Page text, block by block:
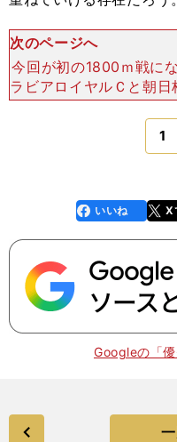
次のページへ
今回が初の1800ｍ戦に
ラビアロイヤルＣと朝日
フォーマンスが特によ
いなく歓迎だ。父ハー
あ1
faceboo
k
いいね X
Googleの「